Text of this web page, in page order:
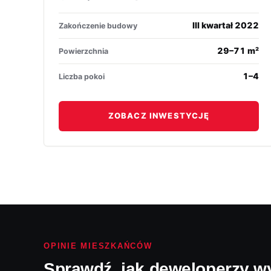
Zakończenie budowy III kwartał 2022
Powierzchnia 29–71 m²
Liczba pokoi 1–4
ZOBACZ INWESTYCJĘ
OPINIE MIESZKAŃCÓW